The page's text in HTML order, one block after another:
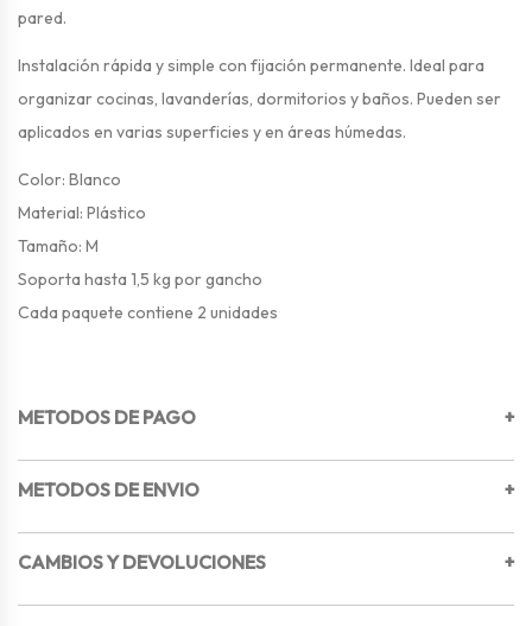
pared.
Instalación rápida y simple con fijación permanente. Ideal para
organizar cocinas, lavanderías, dormitorios y baños. Pueden ser
aplicados en varias superficies y en áreas húmedas.
Color: Blanco
Material: Plástico
Tamaño: M
Soporta hasta 1,5 kg por gancho
Cada paquete contiene 2 unidades
METODOS DE PAGO +
METODOS DE ENVIO +
CAMBIOS Y DEVOLUCIONES +